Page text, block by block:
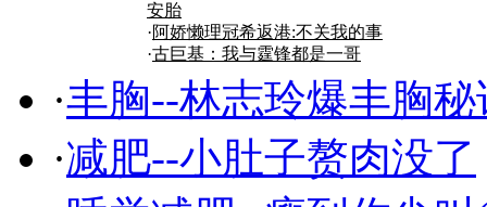
安胎
·阿娇懒理冠希返港:不关我的事
·古巨基：我与霆锋都是一哥
·丰胸--林志玲爆丰胸秘
·减肥--小肚子赘肉没了